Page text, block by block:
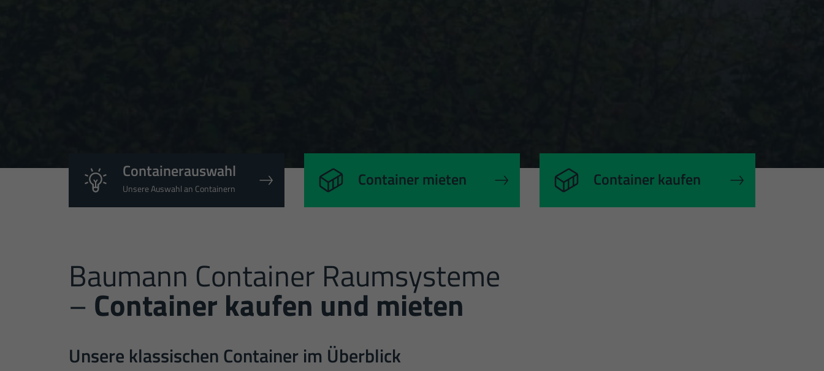
Containerauswahl
Unsere Auswahl an Containern Container mieten Container kaufen
Baumann Container Raumsysteme
– Container kaufen und mieten
Unsere klassischen Container im Überblick